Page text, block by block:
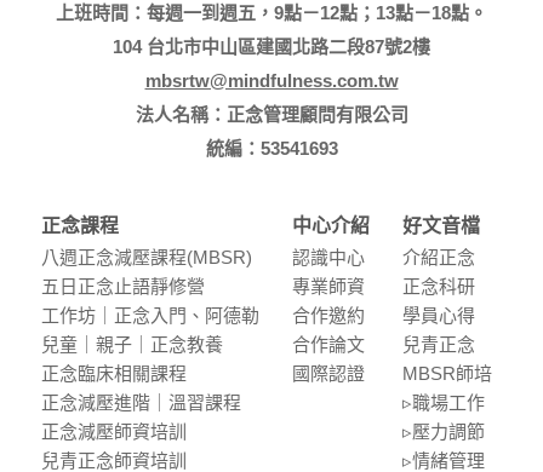
上班時間：每週一到週五，9點－12點；13點－18點。
104 台北市中山區建國北路二段87號2樓
mbsrtw@mindfulness.com.tw
法人名稱：正念管理顧問有限公司
統編：53541693
正念課程
八週正念減壓課程(MBSR)
五⽇正念⽌語靜修營
⼯作坊｜正念入門、阿德勒
兒童｜親⼦｜正念教養
正念臨床相關課程
正念減壓進階｜溫習課程
正念減壓師資培訓
兒青正念師資培訓
中心介紹
認識中⼼
專業師資
合作邀約
合作論⽂
國際認證
好文音檔
介紹正念
正念科研
學員⼼得
兒青正念
MBSR師培
▹職場⼯作
▹壓⼒調節
▹情緒管理